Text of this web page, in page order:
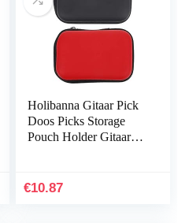
Holibanna Gitaar Pick
Doos Picks Storage
Pouch Holder Gitaar
Organizer…
€10.87